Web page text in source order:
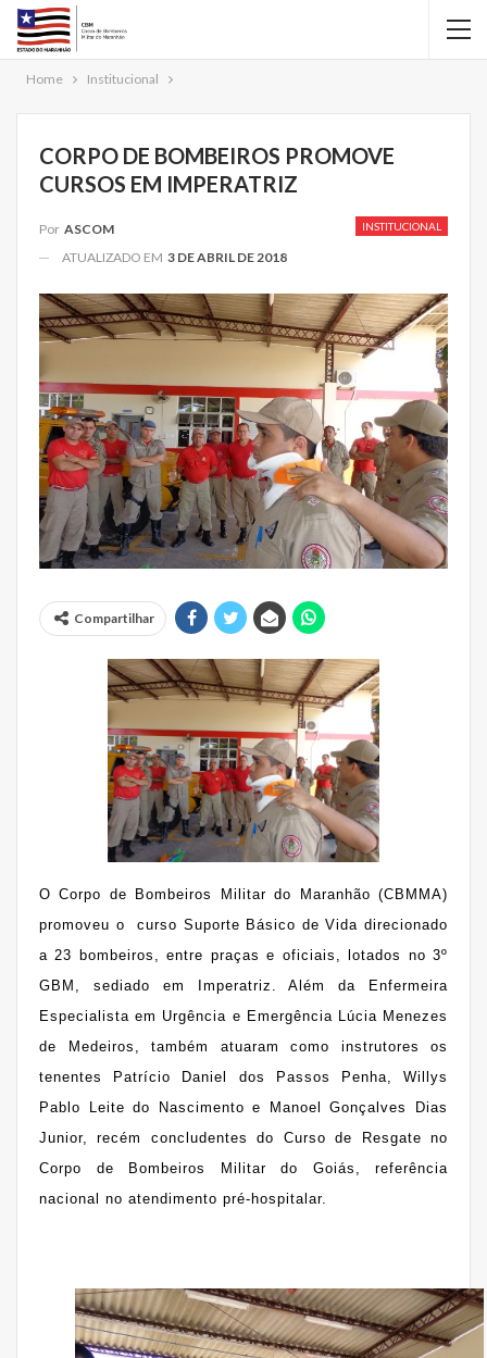
Home Institucional
CORPO DE BOMBEIROS PROMOVE
CURSOS EM IMPERATRIZ
INSTITUCIONAL
Por ASCOM
ATUALIZADO EM 3 DE ABRIL DE 2018
Compartilhar
O Corpo de Bombeiros Militar do Maranhão (CBMMA)
promoveu o curso Suporte Básico de Vida direcionado
a 23 bombeiros, entre praças e oficiais, lotados no 3º
GBM, sediado em Imperatriz. Além da Enfermeira
Especialista em Urgência e Emergência Lúcia Menezes
de Medeiros, também atuaram como instrutores os
tenentes Patrício Daniel dos Passos Penha, Willys
Pablo Leite do Nascimento e Manoel Gonçalves Dias
Junior, recém concludentes do Curso de Resgate no
Corpo de Bombeiros Militar do Goiás, referência
nacional no atendimento pré-hospitalar.